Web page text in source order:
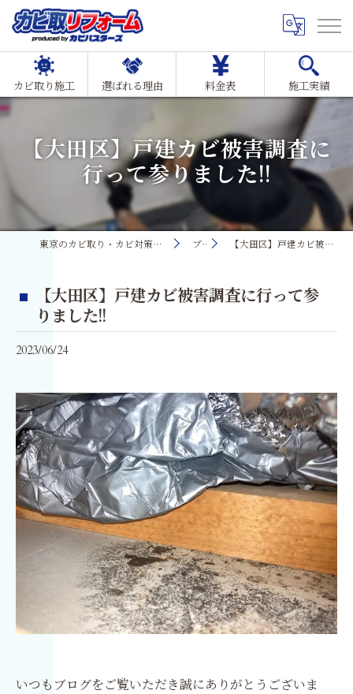
カビ取り施工 選ばれる理由 料金表 施工実績
【大田区】戸建カビ被害調査に
行って参りました!!
東京のカビ取り・カビ対策ならMIST工法®カビ取リフォーム ブログ 【大田区】戸建カビ被害調査に行って参りました!!
【大田区】戸建カビ被害調査に行って参
りました!!
2023/06/24
いつもブログをご覧いただき誠にありがとうございま